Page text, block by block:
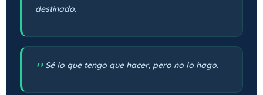
destinado.
Sé lo que tengo que hacer, pero no lo hago.